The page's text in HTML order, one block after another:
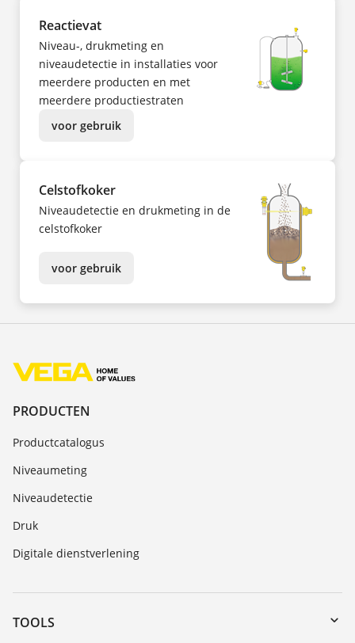
Reactievat
Niveau-, drukmeting en
niveaudetectie in installaties voor
meerdere producten en met
meerdere productiestraten
voor gebruik
Celstofkoker
Niveaudetectie en drukmeting in de
celstofkoker
voor gebruik
PRODUCTEN
Productcatalogus
Niveaumeting
Niveaudetectie
Druk
Digitale dienstverlening
TOOLS